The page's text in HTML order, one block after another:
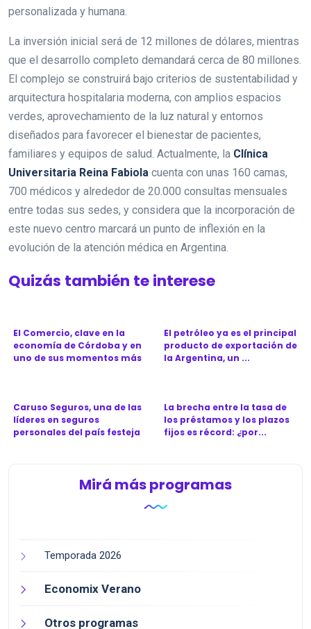
personalizada y humana.
La inversión inicial será de 12 millones de dólares, mientras
que el desarrollo completo demandará cerca de 80 millones.
El complejo se construirá bajo criterios de sustentabilidad y
arquitectura hospitalaria moderna, con amplios espacios
verdes, aprovechamiento de la luz natural y entornos
diseñados para favorecer el bienestar de pacientes,
familiares y equipos de salud. Actualmente, la Clínica
Universitaria Reina Fabiola cuenta con unas 160 camas,
700 médicos y alrededor de 20.000 consultas mensuales
entre todas sus sedes, y considera que la incorporación de
este nuevo centro marcará un punto de inflexión en la
evolución de la atención médica en Argentina.
Quizás también te interese
El Comercio, clave en la
economía de Córdoba y en
uno de sus momentos más
El petróleo ya es el principal
producto de exportación de
la Argentina, un ...
Caruso Seguros, una de las
líderes en seguros
personales del país festeja
La brecha entre la tasa de
los préstamos y los plazos
fijos es récord: ¿por...
Mirá más programas
Temporada 2026
Economix Verano
Otros programas